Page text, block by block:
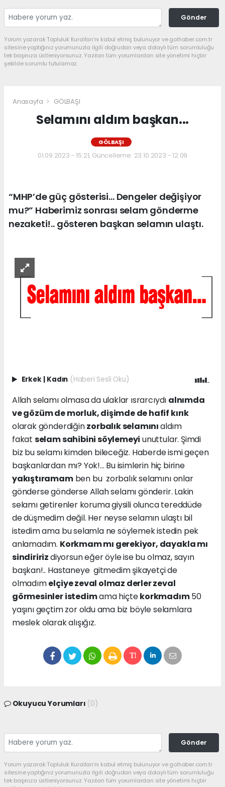
Gönder
Yorum yazarak Topluluk Kuralları’nı kabul etmiş bulunuyor ve golhaber.com.tr
sitesine yaptığınız yorumunuzla ilgili doğrudan veya dolaylı tüm sorumluluğu
tek başınıza üstleniyorsunuz. Yazılan tüm yorumlardan site yönetimi hiçbir
şekilde sorumlu tutulamaz.
Anasayfa GÖLBAŞI
Selamını aldım başkan...
GÖLBAŞI
01.09.2023 - 15:21, Güncelleme: 23.10.2023 - 12:09
“MHP’de güç gösterisi… Dengeler değişiyor
mu?” Haberimiz sonrası selam gönderme
nezaketi!.. gösteren başkan selamın ulaştı.
Erkek Kadın (Haberi Sesli Oku)
Allah selamı olmasa da ulaklar ısrarcıydı alnımda
ve gözüm de morluk, dişimde de hafif kırık
olarak gönderdiğinzorbalık selamınıaldım
fakat selam sahibini söylemeyi unuttular. Şimdi
biz bu selamı kimden bileceğiz. Haberde ismi geçen
başkanlardan mı? Yok!... Bu isimlerin hiç birine
yakıştıramamben bu zorbalık selamını onlar
gönderse gönderse Allah selamı gönderir. Lakin
selamı getirenler koruma giysili olunca tereddüde
de düşmedim değil. Her neyse selamın ulaştı bil
istedim ama bu selamla ne söylemek istedin pek
anlamadım. Korkmam mı gerekiyor, dayakla mı
sindiririzdiyorsun eğer öyle ise bu olmaz, sayın
başkan!.. Hastaneye gitmedim şikayetçi de
olmadımelçiye zeval olmaz derler zeval
görmesinler istedimama hiçtekorkmadım50
yaşını geçtim zor oldu ama biz böyle selamlara
meslek olarak alışığız.
Okuyucu Yorumları (0)
Gönder
Yorum yazarak Topluluk Kuralları’nı kabul etmiş bulunuyor ve golhaber.com.tr
sitesine yaptığınız yorumunuzla ilgili doğrudan veya dolaylı tüm sorumluluğu
tek başınıza üstleniyorsunuz. Yazılan tüm yorumlardan site yönetimi hiçbir